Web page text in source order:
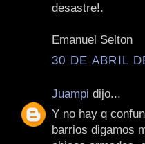
desastre!.
Emanuel Selton
30 DE ABRIL
Juampi dijo...
Y no hay q
barrios digamos